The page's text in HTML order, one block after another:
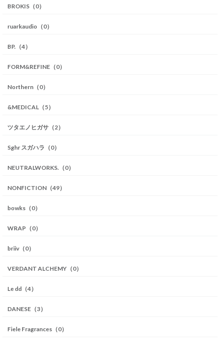
BROKIS（0）
ruarkaudio（0）
BP.（4）
FORM&REFINE（0）
Northern（0）
&MEDICAL（5）
ツタエノヒガサ（2）
Sghr スガハラ（0）
NEUTRALWORKS.（0）
NONFICTION（49）
bowks（0）
WRAP（0）
briiv（0）
VERDANT ALCHEMY（0）
Le dd（4）
DANESE（3）
Fiele Fragrances（0）